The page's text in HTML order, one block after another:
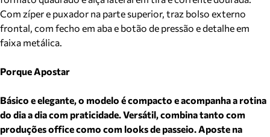
Com zíper e puxador na parte superior, traz bolso externo
frontal, com fecho em aba e botão de pressão e detalhe em
faixa metálica.
Porque Apostar
Básico e elegante, o modelo é compacto e acompanha a rotina
do dia a dia com praticidade. Versátil, combina tanto com
produções office como com looks de passeio. Aposte na